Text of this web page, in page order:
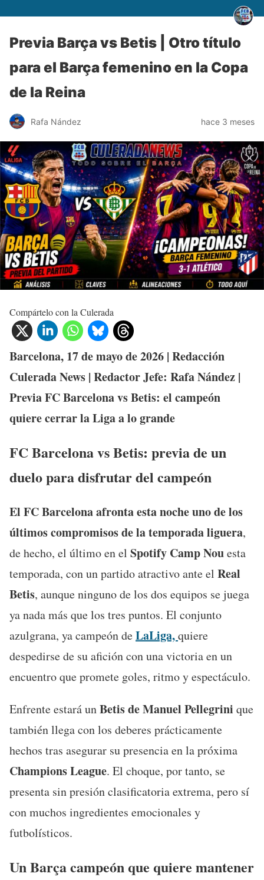
Previa Barça vs Betis | Otro título
para el Barça femenino en la Copa
de la Reina
Rafa Nández hace 3 meses
Compártelo con la Culerada
Barcelona, 17 de mayo de 2026 | Redacción
Culerada News | Redactor Jefe: Rafa Nández |
Previa FC Barcelona vs Betis: el campeón
quiere cerrar la Liga a lo grande
FC Barcelona vs Betis: previa de un
duelo para disfrutar del campeón
El FC Barcelona afronta esta noche uno de los
últimos compromisos de la temporada liguera,
de hecho, el último en el Spotify Camp Nouesta
temporada, con un partido atractivo ante el Real
Betis, aunque ninguno de los dos equipos se juega
ya nada más que los tres puntos. El conjunto
azulgrana, ya campeón deLaLiga,quiere
despedirse de su afición con una victoria en un
encuentro que promete goles, ritmo y espectáculo.
Enfrente estará unBetis de Manuel Pellegrini que
también llega con los deberes prácticamente
hechos tras asegurar su presencia en la próxima
Champions League. El choque, por tanto, se
presenta sin presión clasificatoria extrema, pero sí
con muchos ingredientes emocionales y
futbolísticos.
Un Barça campeón que quiere mantener